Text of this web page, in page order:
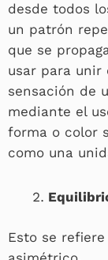
desde todos
un patrón
que se
usar para unir
sensación de
mediante el
forma o color
como una
Esto se